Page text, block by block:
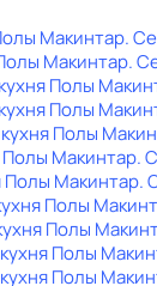
Макинтар.
Макинтар.
Полы
Полы
Полы
Макинтар.
Полы Макинтар.
Полы
Полы
Полы
Полы